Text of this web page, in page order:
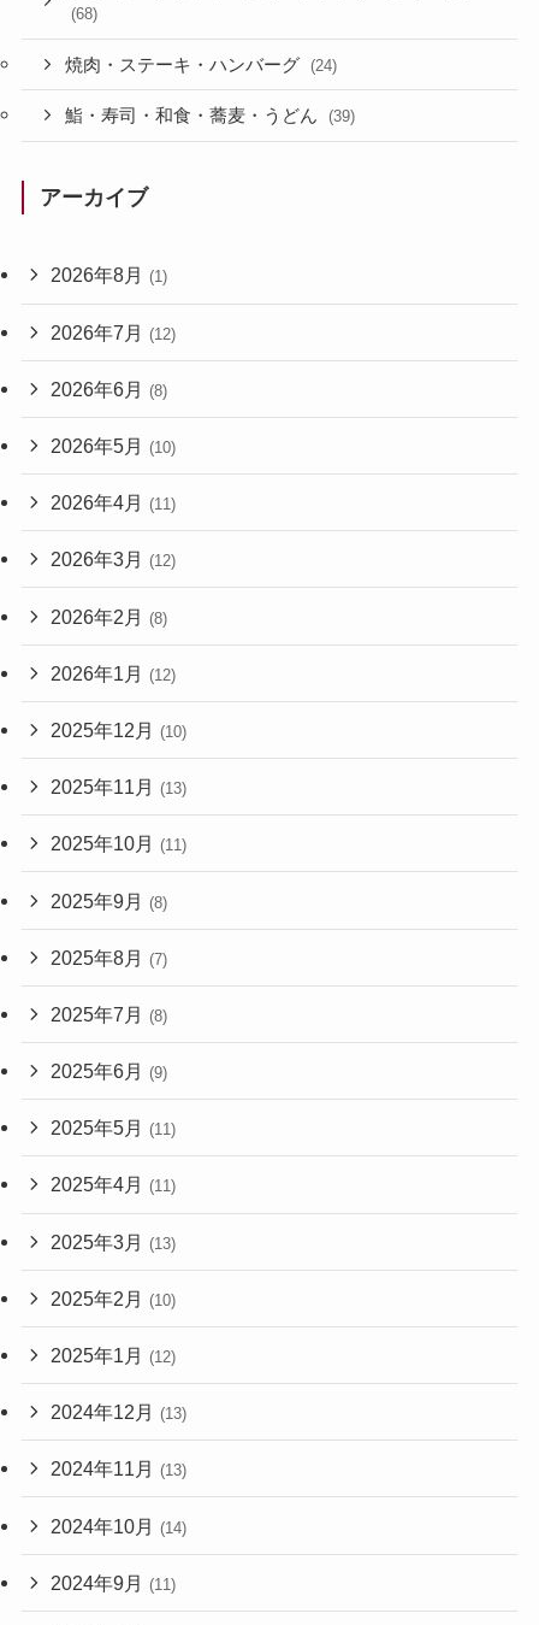
(68)
焼肉・ステーキ・ハンバーグ (24)
鮨・寿司・和食・蕎麦・うどん (39)
アーカイブ
2026年8月 (1)
2026年7月 (12)
2026年6月 (8)
2026年5月 (10)
2026年4月 (11)
2026年3月 (12)
2026年2月 (8)
2026年1月 (12)
2025年12月 (10)
2025年11月 (13)
2025年10月 (11)
2025年9月 (8)
2025年8月 (7)
2025年7月 (8)
2025年6月 (9)
2025年5月 (11)
2025年4月 (11)
2025年3月 (13)
2025年2月 (10)
2025年1月 (12)
2024年12月 (13)
2024年11月 (13)
2024年10月 (14)
2024年9月 (11)